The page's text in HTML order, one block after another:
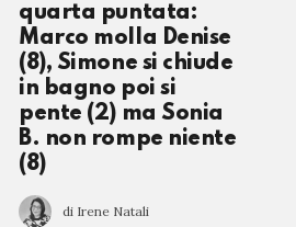
quarta puntata:
Marco molla Denise
(8), Simone si chiude
in bagno poi si
pente (2) ma Sonia
B. non rompe niente
(8)
di Irene Natali